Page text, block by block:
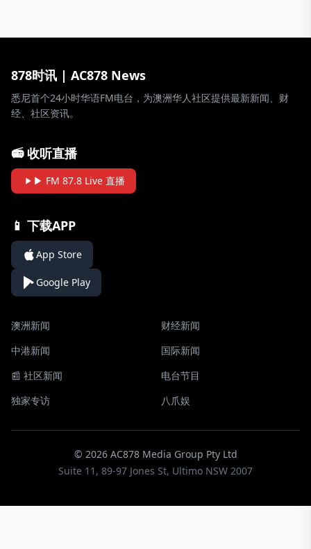
878时讯 | AC878 News
悉尼首个24小时华语FM电台，为澳洲华人社区提供最新新闻、财
经、社区资讯。
📻 收听直播
▶ FM 87.8 Live 直播
📱 下载APP
App Store
Google Play
澳洲新闻
财经新闻
中港新闻
国际新闻
📰 社区新闻
电台节目
独家专访
八爪娱
© 2026 AC878 Media Group Pty Ltd
Suite 11, 89-97 Jones St, Ultimo NSW 2007